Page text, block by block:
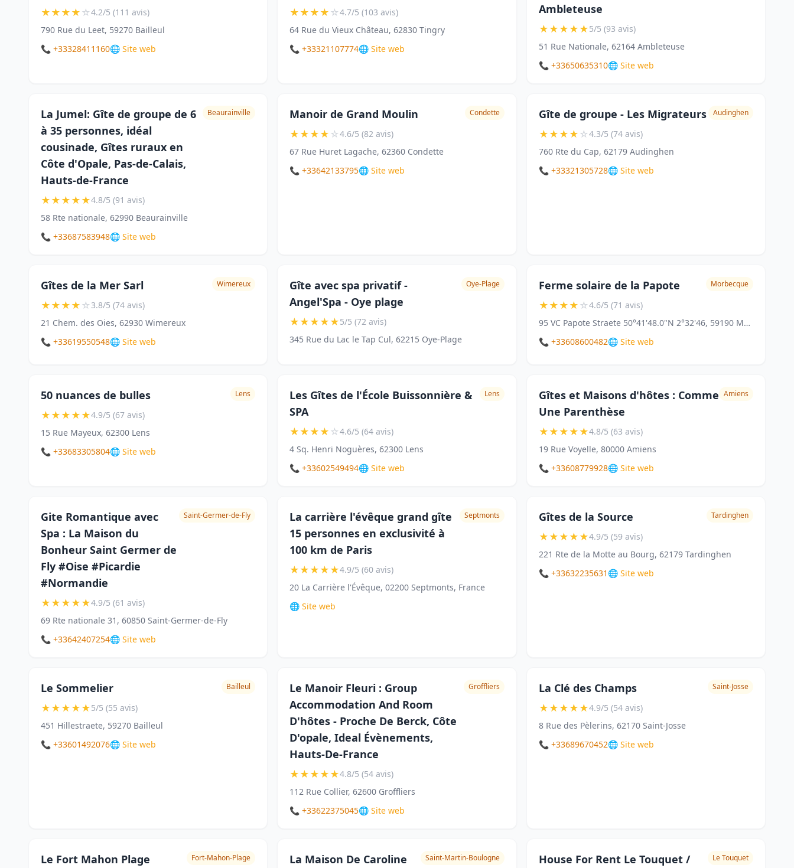
★★★★☆4.2/5 (111 avis)
790 Rue du Leet, 59270 Bailleul
📞 +33328411160🌐 Site web
★★★★☆4.7/5 (103 avis)
64 Rue du Vieux Château, 62830 Tingry
📞 +33321107774🌐 Site web
Ambleteuse
★★★★★5/5 (93 avis)
51 Rue Nationale, 62164 Ambleteuse
📞 +33650635310🌐 Site web
La Jumel: Gîte de groupe de 6
à 35 personnes, idéal
cousinade, Gîtes ruraux en
Côte d'Opale, Pas-de-Calais,
Hauts-de-France
Beaurainville
★★★★★4.8/5 (91 avis)
58 Rte nationale, 62990 Beaurainville
📞 +33687583948🌐 Site web
Manoir de Grand Moulin Condette
★★★★☆4.6/5 (82 avis)
67 Rue Huret Lagache, 62360 Condette
📞 +33642133795🌐 Site web
Gîte de groupe - Les Migrateurs Audinghen
★★★★☆4.3/5 (74 avis)
760 Rte du Cap, 62179 Audinghen
📞 +33321305728🌐 Site web
Gîtes de la Mer Sarl Wimereux
★★★★☆3.8/5 (74 avis)
21 Chem. des Oies, 62930 Wimereux
📞 +33619550548🌐 Site web
Gîte avec spa privatif -
Angel'Spa - Oye plage
Oye-Plage
★★★★★5/5 (72 avis)
345 Rue du Lac le Tap Cul, 62215 Oye-Plage
Ferme solaire de la Papote Morbecque
★★★★☆4.6/5 (71 avis)
95 VC Papote Straete 50°41'48.0"N 2°32'46, 59190 Morbecque
📞 +33608600482🌐 Site web
50 nuances de bulles Lens
★★★★★4.9/5 (67 avis)
15 Rue Mayeux, 62300 Lens
📞 +33683305804🌐 Site web
Les Gîtes de l'École Buissonnière &
SPA
Lens
★★★★☆4.6/5 (64 avis)
4 Sq. Henri Noguères, 62300 Lens
📞 +33602549494🌐 Site web
Gîtes et Maisons d'hôtes : Comme
Une Parenthèse
Amiens
★★★★★4.8/5 (63 avis)
19 Rue Voyelle, 80000 Amiens
📞 +33608779928🌐 Site web
Gite Romantique avec
Spa : La Maison du
Bonheur Saint Germer de
Fly #Oise #Picardie
#Normandie
Saint-Germer-de-Fly
★★★★★4.9/5 (61 avis)
69 Rte nationale 31, 60850 Saint-Germer-de-Fly
📞 +33642407254🌐 Site web
La carrière l'évêque grand gîte
15 personnes en exclusivité à
100 km de Paris
Septmonts
★★★★★4.9/5 (60 avis)
20 La Carrière l'Évêque, 02200 Septmonts, France
🌐 Site web
Gîtes de la Source Tardinghen
★★★★★4.9/5 (59 avis)
221 Rte de la Motte au Bourg, 62179 Tardinghen
📞 +33632235631 🌐 Site web
Le Sommelier Bailleul
★★★★★5/5 (55 avis)
451 Hillestraete, 59270 Bailleul
📞 +33601492076🌐 Site web
Le Manoir Fleuri : Group
Accommodation And Room
D'hôtes - Proche De Berck, Côte
D'opale, Ideal Évènements,
Hauts-De-France
Groffliers
★★★★★4.8/5 (54 avis)
112 Rue Collier, 62600 Groffliers
📞 +33622375045🌐 Site web
La Clé des Champs Saint-Josse
★★★★★4.9/5 (54 avis)
8 Rue des Pèlerins, 62170 Saint-Josse
📞 +33689670452🌐 Site web
Le Fort Mahon Plage Fort-Mahon-Plage La Maison De Caroline Saint-Martin-Boulogne House For Rent Le Touquet / Le Touquet